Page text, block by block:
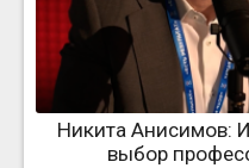
Никита Анисимов:
выбор